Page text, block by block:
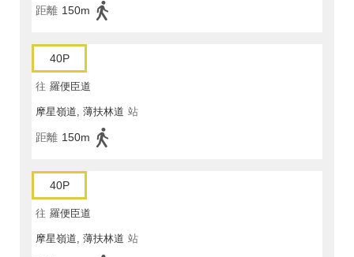
距離 150m
40P
往 羅便臣道
摩星嶺道, 薄扶林道 站
距離 150m
40P
往 羅便臣道
摩星嶺道, 薄扶林道 站